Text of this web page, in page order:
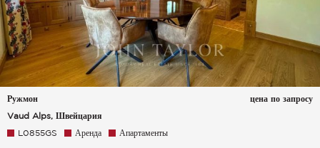
Ружмон
Vaud Alps, Швейцария
цена по запросу
L0855GS Аренда Апартаменты